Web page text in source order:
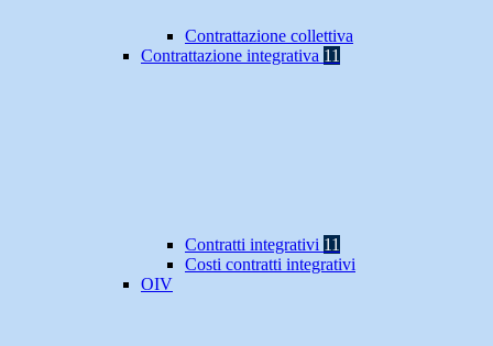
Contrattazione collettiva
Contrattazione integrativa 11
Contratti integrativi 11
Costi contratti integrativi
OIV